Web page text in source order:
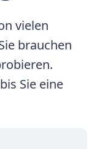
vielen
brauchen
Sie eine